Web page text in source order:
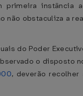
primeira instância
não obstaculiza a
do Poder
o disposto
, deverão